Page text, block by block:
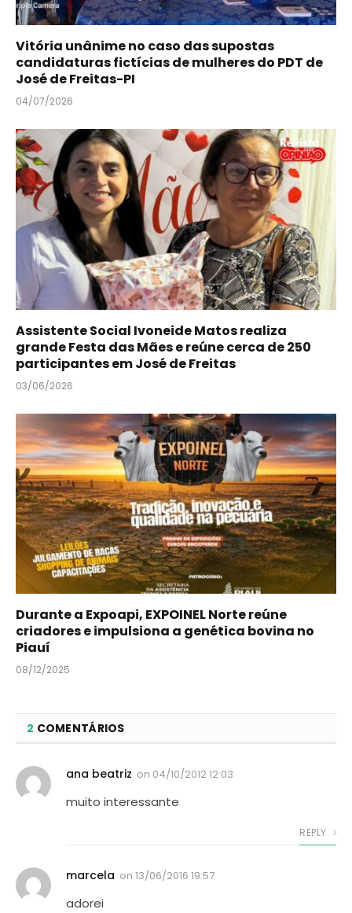
Vitória unânime no caso das supostas
candidaturas fictícias de mulheres do PDT de
José de Freitas-PI
04/07/2026
Assistente Social Ivoneide Matos realiza
grande Festa das Mães e reúne cerca de 250
participantes em José de Freitas
03/06/2026
Durante a Expoapi, EXPOINEL Norte reúne
criadores e impulsiona a genética bovina no
Piauí
08/12/2025
2 COMENTÁRIOS
ana beatriz on 04/10/2012 12:03
muito interessante
REPLY
marcela on 13/06/2016 19:57
adorei